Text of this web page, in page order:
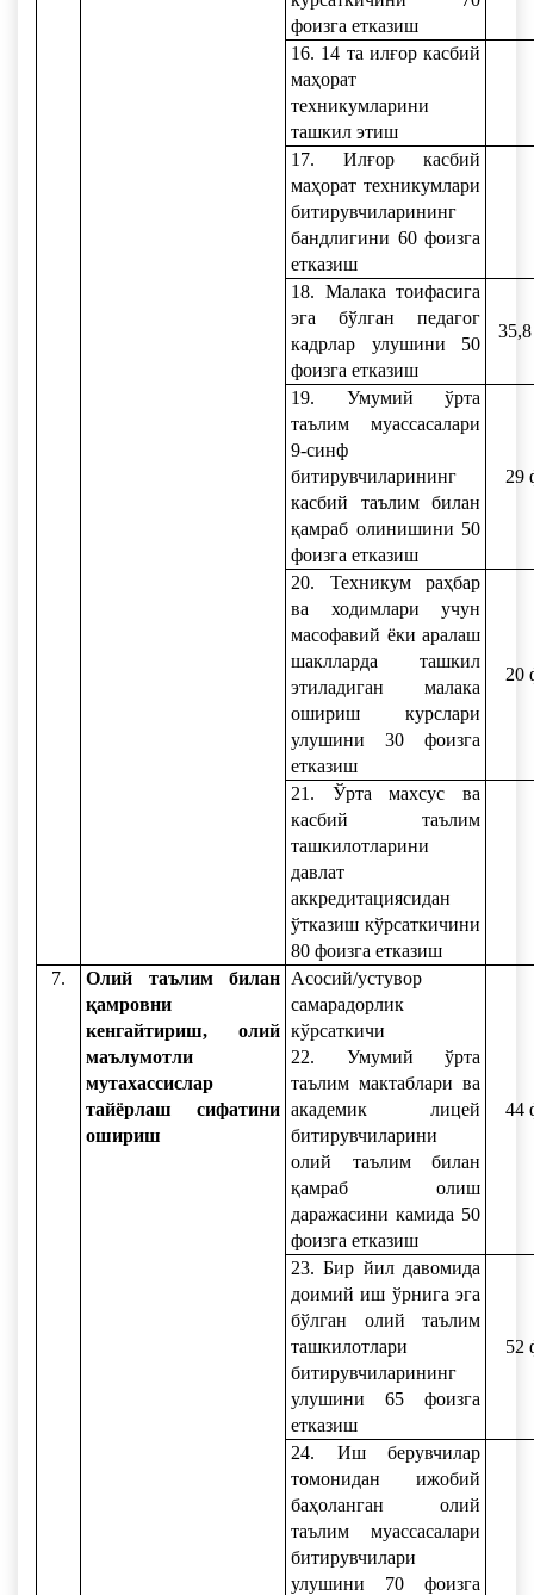
фоизга етказиш
16. 14 та илғор касбий
маҳорат
техникумларини
ташкил этиш
17. Илғор касбий
маҳорат техникумлари
битирувчиларининг
бандлигини 60 фоизга
етказиш
18. Малака тоифасига
эга бўлган педагог
кадрлар улушини 50
фоизга етказиш
19. Умумий ўрта
таълим муассасалари
9-синф
битирувчиларининг
касбий таълим билан
қамраб олинишини 50
фоизга етказиш
29
20. Техникум раҳбар
ва ходимлари учун
масофавий ёки аралаш
шаклларда ташкил
этиладиган малака
ошириш курслари
улушини 30 фоизга
етказиш
20
21. Ўрта махсус ва
касбий таълим
ташкилотларини
давлат
аккредитациясидан
ўтказиш кўрсаткичини
80 фоизга етказиш
7.
Олий таълим билан
қамровни
кенгайтириш, олий
маълумотли
мутахассислар
тайёрлаш сифатини
ошириш
Асосий/устувор
самарадорлик
кўрсаткичи
22. Умумий ўрта
таълим мактаблари ва
академик лицей
битирувчиларини
олий таълим билан
қамраб олиш
даражасини камида 50
фоизга етказиш
44
23. Бир йил давомида
доимий иш ўрнига эга
бўлган олий таълим
ташкилотлари
битирувчиларининг
улушини 65 фоизга
етказиш
52
24. Иш берувчилар
томонидан ижобий
баҳоланган олий
таълим муассасалари
битирувчилари
улушини 70 фоизга